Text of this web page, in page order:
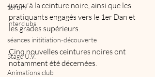
forum
interclubs
séances inititiation-découverte
Stage U.V.
Animations club
jusqu'à la ceinture noire, ainsi que les
pratiquants engagés vers le 1er Dan et
les grades supérieurs.
Cinq nouvelles ceintures noires ont
notamment été décernées.